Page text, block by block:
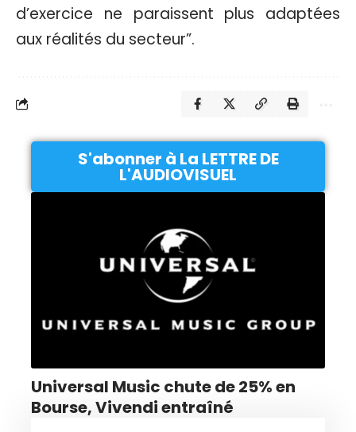
d’exercice ne paraissent plus adaptées
aux réalités du secteur”.
S'abonner à La LETTRE DE
L'AUDIOVISUEL
Universal Music chute de 25% en
Bourse, Vivendi entraîné